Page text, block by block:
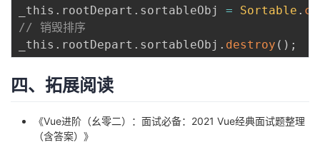
_this . rootDepart . sortableObj = Sortable .
// 销毁排序
_this . rootDepart . sortableObj . destroy ( ) ;
四、拓展阅读
《Vue进阶（幺零二）：面试必备：2021 Vue经典面试题整理
（含答案） 》